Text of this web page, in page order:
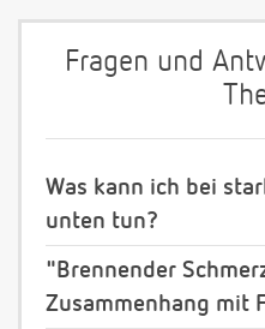
Fragen und
Was kann ich bei
unten tun?
"Brennender
Zusammenhang mit